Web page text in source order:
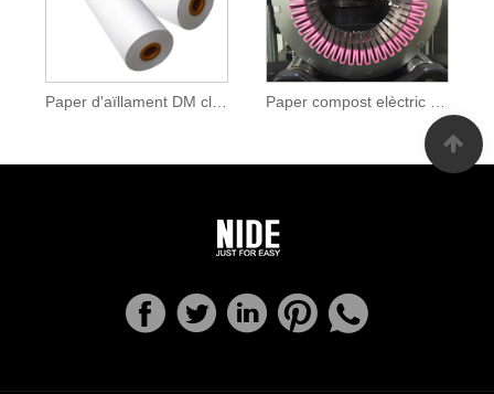
Paper d'aïllament DM classe B